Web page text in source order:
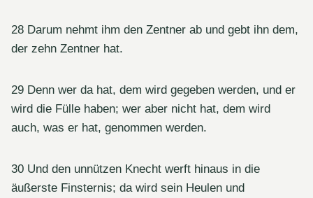
28 Darum nehmt ihm den Zentner ab und gebt ihn dem,
der zehn Zentner hat.
29 Denn wer da hat, dem wird gegeben werden, und er
wird die Fülle haben; wer aber nicht hat, dem wird
auch, was er hat, genommen werden.
30 Und den unnützen Knecht werft hinaus in die
äußerste Finsternis; da wird sein Heulen und